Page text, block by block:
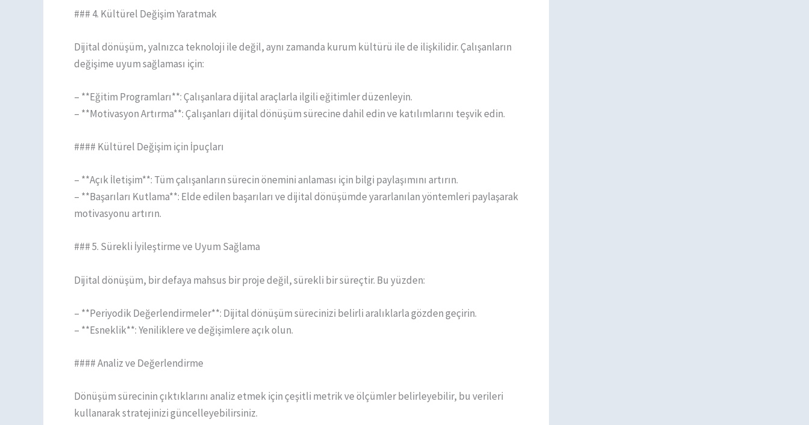
### 4. Kültürel Değişim Yaratmak
Dijital dönüşüm, yalnızca teknoloji ile değil, aynı zamanda kurum kültürü ile de ilişkilidir. Çalışanların
değişime uyum sağlaması için:
– **Eğitim Programları**: Çalışanlara dijital araçlarla ilgili eğitimler düzenleyin.
– **Motivasyon Artırma**: Çalışanları dijital dönüşüm sürecine dahil edin ve katılımlarını teşvik edin.
#### Kültürel Değişim için İpuçları
– **Açık İletişim**: Tüm çalışanların sürecin önemini anlaması için bilgi paylaşımını artırın.
– **Başarıları Kutlama**: Elde edilen başarıları ve dijital dönüşümde yararlanılan yöntemleri paylaşarak
motivasyonu artırın.
### 5. Sürekli İyileştirme ve Uyum Sağlama
Dijital dönüşüm, bir defaya mahsus bir proje değil, sürekli bir süreçtir. Bu yüzden:
– **Periyodik Değerlendirmeler**: Dijital dönüşüm sürecinizi belirli aralıklarla gözden geçirin.
– **Esneklik**: Yeniliklere ve değişimlere açık olun.
#### Analiz ve Değerlendirme
Dönüşüm sürecinin çıktıklarını analiz etmek için çeşitli metrik ve ölçümler belirleyebilir, bu verileri
kullanarak stratejinizi güncelleyebilirsiniz.